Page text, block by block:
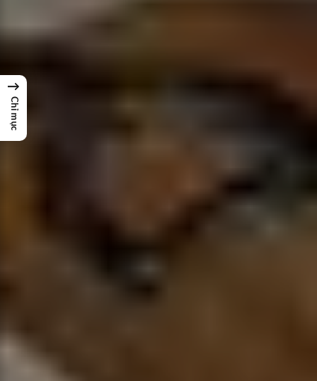
→
Chỉ mục